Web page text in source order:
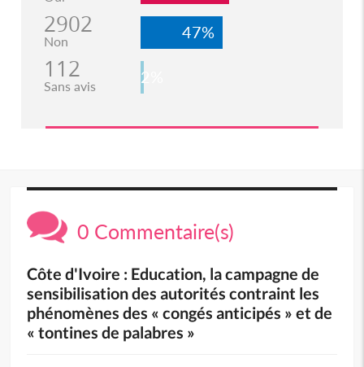
2902
Non 47%
112
Sans avis 2%
0 Commentaire(s)
Côte d'Ivoire : Education, la campagne de
sensibilisation des autorités contraint les
phénomènes des « congés anticipés » et de
« tontines de palabres »